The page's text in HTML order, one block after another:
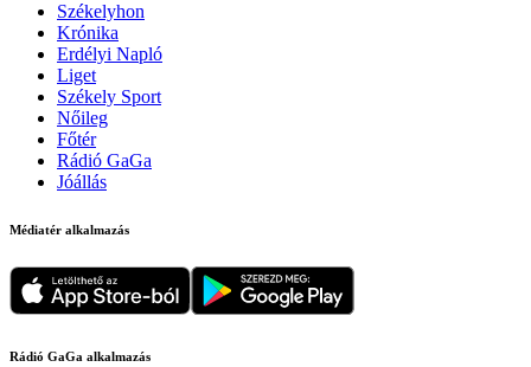
Székelyhon
Krónika
Erdélyi Napló
Liget
Székely Sport
Nőileg
Főtér
Rádió GaGa
Jóállás
Médiatér alkalmazás
Rádió GaGa alkalmazás